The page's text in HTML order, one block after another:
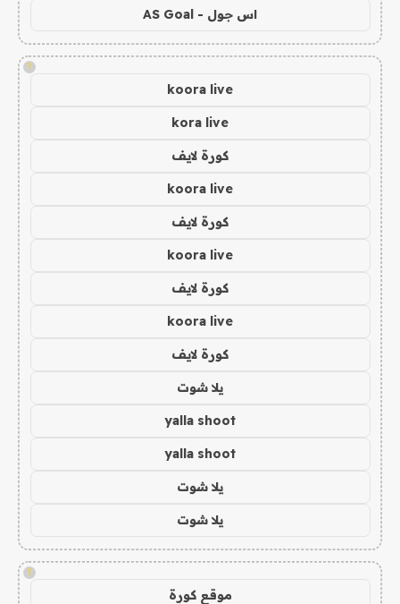
اس جول - AS Goal
!
koora live
kora live
كورة لايف
koora live
كورة لايف
koora live
كورة لايف
koora live
كورة لايف
يلا شوت
yalla shoot
yalla shoot
يلا شوت
يلا شوت
!
موقع كورة